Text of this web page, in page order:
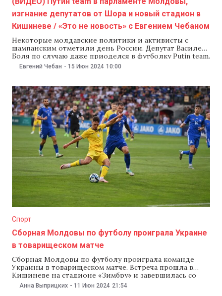
изгнание депутатов от Шора и новый стадион в
Кишиневе / «Это не новость» с Евгением Чебаном
Некоторые молдавские политики и активисты с
шампанским отметили день России. Депутат Василе
Боля по случаю даже приоделся в футболку Putin team.
Депутатов от Илана Шора перестали пускать на
обещают новый национальный стадион и
бесперебойную поставку
Евгений Чебан - 15 Июн 2024 10:00
Спорт
Сборная Молдовы по футболу проиграла Украине
в товарищеском матче
Сборная Молдовы по футболу проиграла команде
Украины в товарищеском матче. Встреча прошла в
Кишиневе на стадионе «Зимбру» и завершилась со
счетом 4:0. Как сообщает издание «Громадське»,
украинская сборная открыла счет уже на второй
Анна Выприцких - 11 Июн 2024 21:54